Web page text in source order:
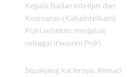
Kepala Badan Intelijen dan
Keamanan (Kabaintelkam)
Polri sebelum menjabat
sebagai Irwasum Polri.
Sepanjang kariernya, Ahmad